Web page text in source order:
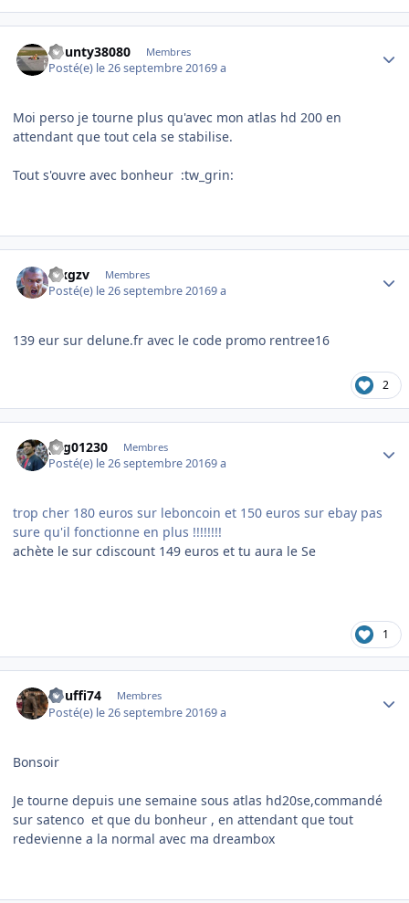
bounty38080 Membres
Posté(e) le 26 septembre 20169 a
Moi perso je tourne plus qu'avec mon atlas hd 200 en
attendant que tout cela se stabilise.
Tout s'ouvre avec bonheur :tw_grin:
kixgzv Membres
Posté(e) le 26 septembre 20169 a
139 eur sur delune.fr avec le code promo rentree16
2
psg01230 Membres
Posté(e) le 26 septembre 20169 a
trop cher 180 euros sur leboncoin et 150 euros sur ebay pas
sure qu'il fonctionne en plus !!!!!!!!
achète le sur cdiscount 149 euros et tu aura le Se
1
bouffi74 Membres
Posté(e) le 26 septembre 20169 a
Bonsoir
Je tourne depuis une semaine sous atlas hd20se,commandé
sur satenco et que du bonheur , en attendant que tout
redevienne a la normal avec ma dreambox